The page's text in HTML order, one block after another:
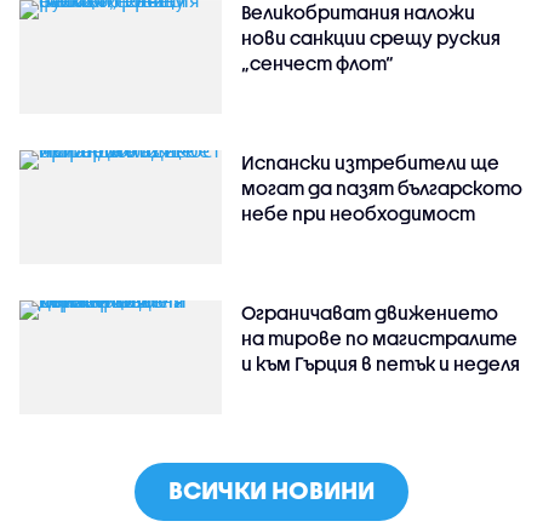
Великобритания наложи
нови санкции срещу руския
„сенчест флот“
Испански изтребители ще
могат да пазят българското
небе при необходимост
Ограничават движението
на тирове по магистралите
и към Гърция в петък и неделя
ВСИЧКИ НОВИНИ